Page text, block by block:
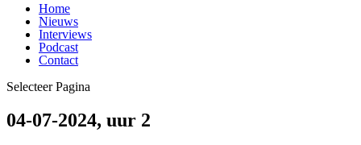
Home
Nieuws
Interviews
Podcast
Contact
Selecteer Pagina
04-07-2024, uur 2